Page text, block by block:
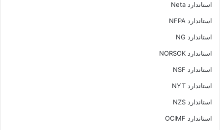
استاندارد Neta
استاندارد NFPA
استاندارد NG
استاندارد NORSOK
استاندارد NSF
استاندارد NYT
استاندارد NZS
استاندارد OCIMF